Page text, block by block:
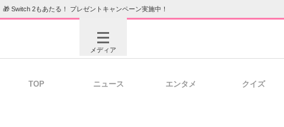
🎁 Switch 2もあたる！ プレゼントキャンペーン実施中！
メディア
TOP ニュース エンタメ クイズ